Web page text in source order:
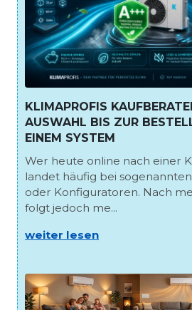
KLIMAPROFIS
AUSWAHL BIS ZUR
EINEM SYSTEM
Wer heute online nach einer
landet häufig bei
oder Konfiguratoren. Nach
folgt jedoch me...
weiter lesen